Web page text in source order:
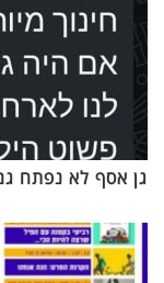
גן אסף לא נפתח